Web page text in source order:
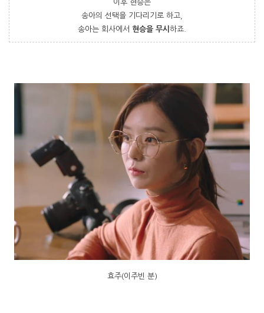
이후 현승은
송아의 선택을 기다리기로 하고,
송아는 회사에서 현승을 무시 하죠.
효주(이주빈 분)